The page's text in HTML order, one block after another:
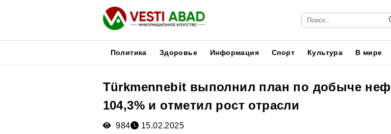
Политика Здоровье Информация Спорт Культура В мире
Türkmennebit выполнил план по добыче
104,3% и отметил рост отрасли
984 15.02.2025